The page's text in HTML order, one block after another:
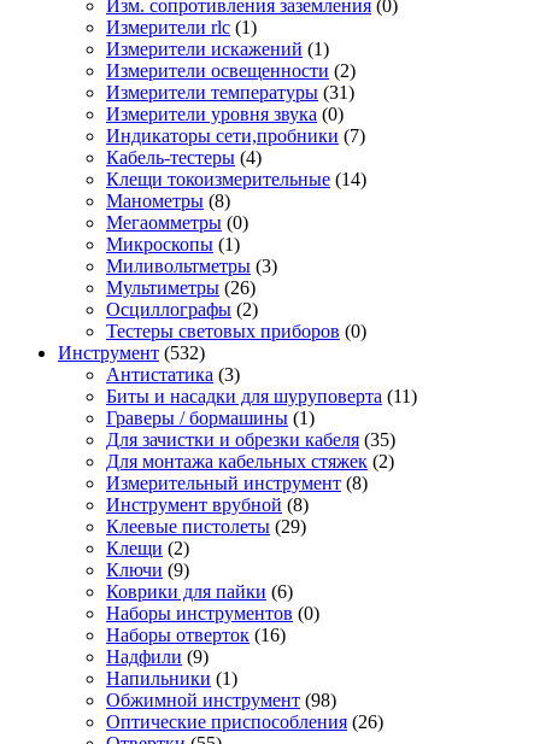
Изм. сопротивления заземления (0)
Измерители rlc (1)
Измерители искажений (1)
Измерители освещенности (2)
Измерители температуры (31)
Измерители уровня звука (0)
Индикаторы сети,пробники (7)
Кабель-тестеры (4)
Клещи токоизмерительные (14)
Манометры (8)
Мегаомметры (0)
Микроскопы (1)
Миливольтметры (3)
Мультиметры (26)
Осциллографы (2)
Тестеры световых приборов (0)
Инструмент (532)
Антистатика (3)
Биты и насадки для шуруповерта (11)
Граверы / бормашины (1)
Для зачистки и обрезки кабеля (35)
Для монтажа кабельных стяжек (2)
Измерительный инструмент (8)
Инструмент врубной (8)
Клеевые пистолеты (29)
Клещи (2)
Ключи (9)
Коврики для пайки (6)
Наборы инструментов (0)
Наборы отверток (16)
Надфили (9)
Напильники (1)
Обжимной инструмент (98)
Оптические приспособления (26)